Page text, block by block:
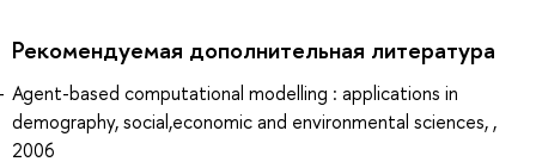
Рекомендуемая дополнительная литература
Agent-based computational modelling : applications in
demography, social,economic and environmental sciences, ,
2006